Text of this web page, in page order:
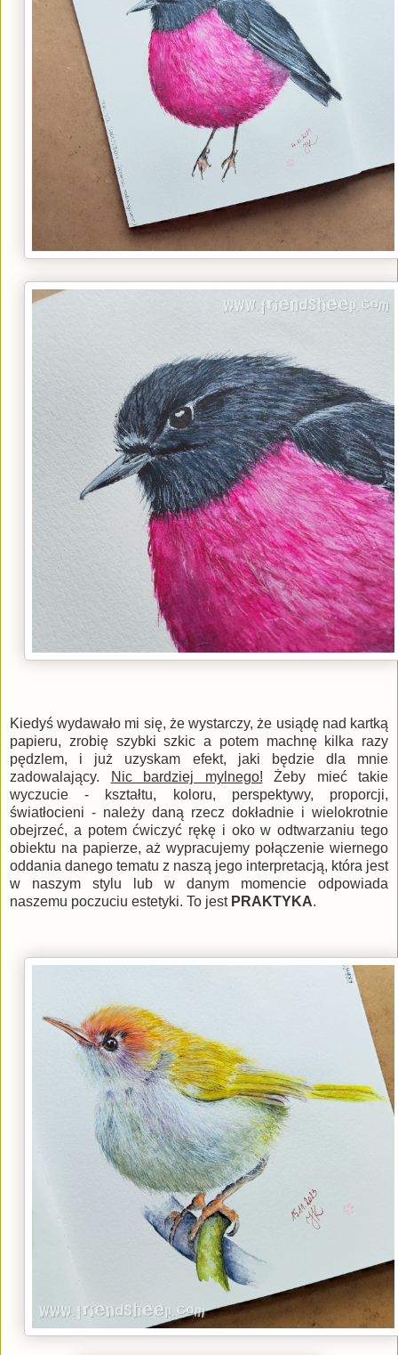
Kiedyś wydawało mi się, że wystarczy, że usiądę nad kartką
papieru, zrobię szybki szkic a potem machnę kilka razy
pędzlem, i już uzyskam efekt, jaki będzie dla mnie
zadowalający.
Nic bardziej mylnego! Żeby mieć takie
wyczucie - kształtu, koloru, perspektywy, proporcji,
światłocieni - należy daną rzecz dokładnie i wielokrotnie
obejrzeć, a potem ćwiczyć rękę i oko w odtwarzaniu tego
obiektu na papierze, aż wypracujemy połączenie wiernego
oddania danego tematu z naszą jego interpretacją, która jest
w naszym stylu lub w danym momencie odpowiada
naszemu poczuciu estetyki. To jest PRAKTYKA.